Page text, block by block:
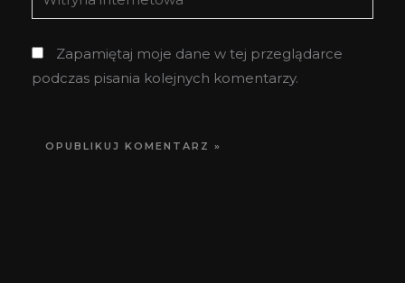
internetowa
Zapamiętaj moje dane w tej przeglądarce
podczas pisania kolejnych komentarzy.